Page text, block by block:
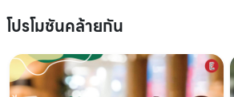
โปรโมชันคล้ายกัน